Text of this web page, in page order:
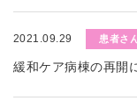
2021.09.29 患者さ
緩和ケア病棟の再開